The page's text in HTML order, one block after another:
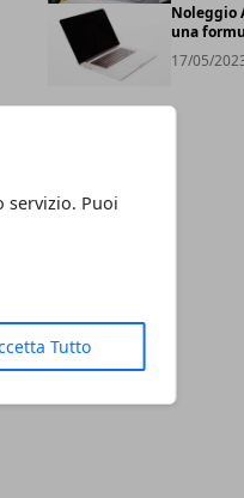
servizio. Puoi
Tutto
Noleggio
una
17/05/